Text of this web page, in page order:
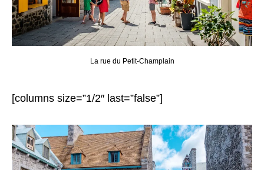
La rue du Petit-Champlain
[columns size=”1/2″ last=”false”]